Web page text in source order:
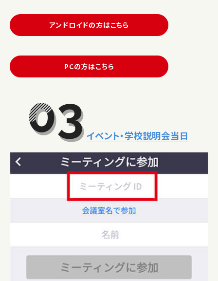
アンドロイドの方はこちら
PCの方はこちら
イベント・学校説明会当日